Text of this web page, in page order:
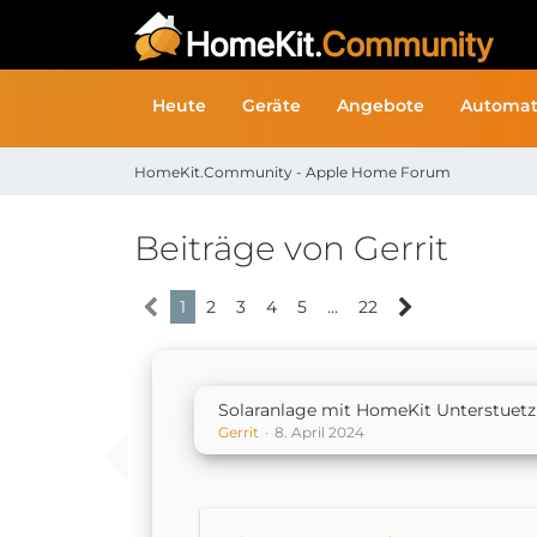
Heute Geräte Angebote
HomeKit.Community - Apple Home Forum
Beiträge von Gerrit
1 2 3 4 5 … 22
Solaranlage mit HomeKit
Gerrit 8. April 2024